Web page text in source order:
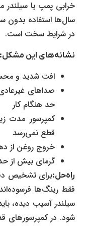
خرابی پمپ یا سیلندر
سال‌ها استفاده بدون
در شرایط سخت است.
نشانه‌های این مشکل:
افت شدید و
صداهای
حد هنگام کار
کمپرسور مدت
قطع نمی‌رسد
خروج روغن از
گرمای بیش از
راه‌حل:برای تشخیص
فقط رینگ‌ها
سیلندر آسیب دیده،
شود. در کمپرسورهای